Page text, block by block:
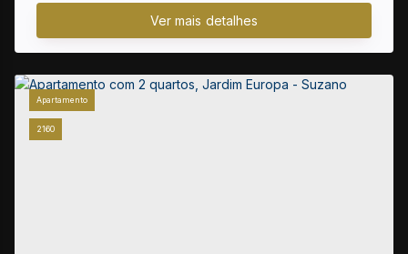
2160
Apartamento